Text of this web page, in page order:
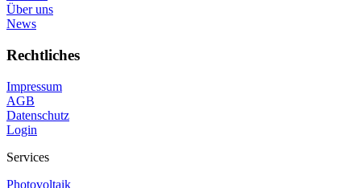
Über uns
News
Rechtliches
Impressum
AGB
Datenschutz
Login
Services
Photovoltaik